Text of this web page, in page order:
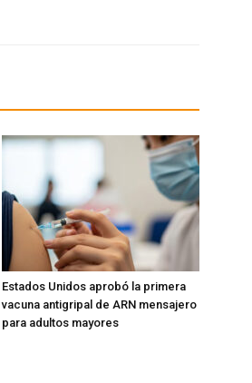
Estados Unidos aprobó la primera
vacuna antigripal de ARN mensajero
para adultos mayores